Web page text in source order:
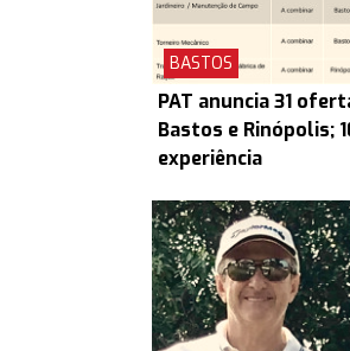
BASTOS
PAT anuncia 31
Bastos e Rinópolis;
experiência